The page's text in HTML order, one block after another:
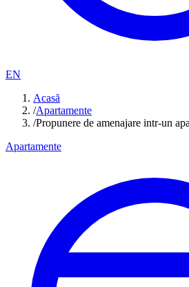
EN
Acasă
/Apartamente
/Propunere de amenajare intr-un
Apartamente